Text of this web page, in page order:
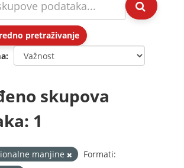
pretraživanje
skupova
1
manjine
Formati: